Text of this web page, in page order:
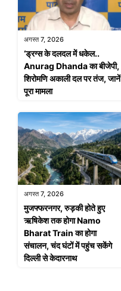
अगस्त 7, 2026
‘ड्रग्स के दलदल में धकेल..
Anurag Dhanda का बीजेपी,
शिरोमणि अकाली दल पर तंज, जानें
पूरा मामला
अगस्त 7, 2026
मुजफ्फरनगर, रुड़की होते हुए
ऋषिकेश तक होगा Namo
Bharat Train का होगा
संचालन, चंद घंटों में पहुंच सकेंगे
दिल्ली से केदारनाथ